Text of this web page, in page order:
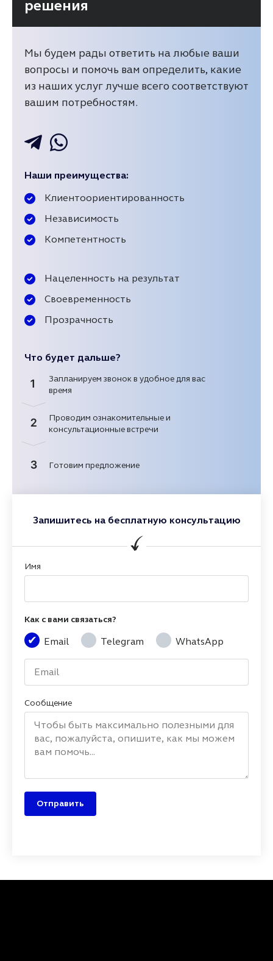
решения
Мы будем рады ответить на любые ваши
вопросы и помочь вам определить, какие
из наших услуг лучше всего соответствуют
вашим потребностям.
Наши преимущества:
Клиентоориентированность
Независимость
Компетентность
Нацеленность на результат
Своевременность
Прозрачность
Что будет дальше?
1
Запланируем звонок в удобное для вас
время
2
Проводим ознакомительные и
консультационные встречи
3 Готовим предложение
Запишитесь на бесплатную консультацию
Имя
Как с вами связаться?
Email Telegram WhatsApp
Сообщение
Отправить